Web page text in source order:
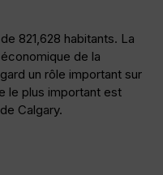
821,628 habitants. La
de la
un rôle important sur
le plus important est
Calgary.